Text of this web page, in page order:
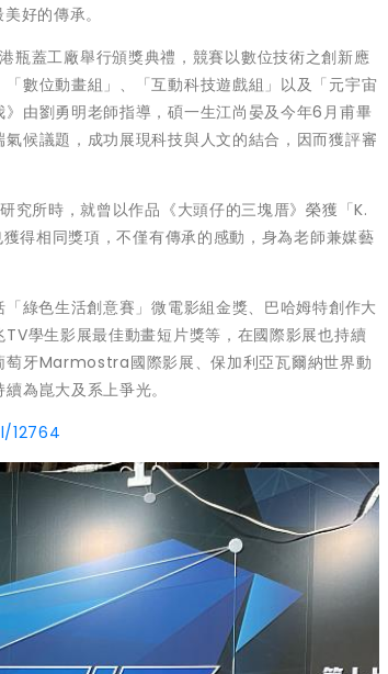
好的傳承。
瓶蓋工廠舉行頒獎典禮，競賽以數位技術之創新應
數位動畫組」、「互動科技遊戲組」以及「元宇宙
由劉勇明老師指導，碩一生江尚晏及今年6月甫畢
候議題，成功展現科技與人文的結合，因而獲評審
所時，就曾以作品《大頭仔的三塊厝》榮獲「K.
得相同獎項，不僅有傳承的感動，身為老師兼媒藝
綠色生活創意賽」微電影組金獎、巴哈姆特創作大
學生影展最佳動畫短片獎等，在國際影展也持續
萄牙Marmostra國際影展、保加利亞瓦爾納世界動
為崑大及系上爭光。
12764